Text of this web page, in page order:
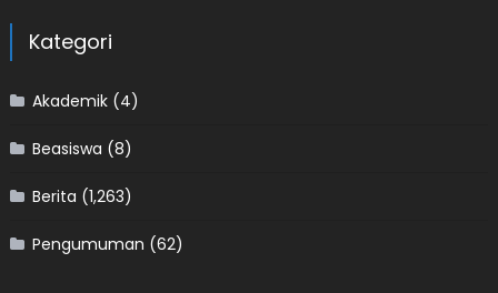
Kategori
Akademik(4)
Beasiswa (8)
Berita (1,263)
Pengumuman (62)